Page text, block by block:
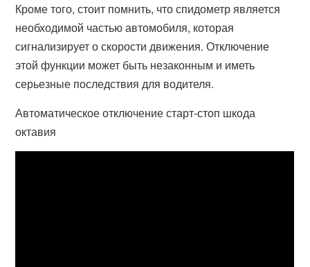
Кроме того, стоит помнить, что спидометр является
необходимой частью автомобиля, которая
сигнализирует о скорости движения. Отключение
этой функции может быть незаконным и иметь
серьезные последствия для водителя.
Автоматическое отключение старт-стоп шкода
октавия